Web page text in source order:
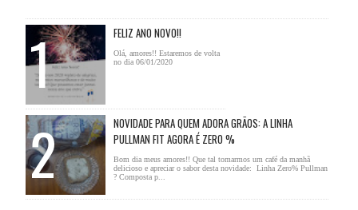
FELIZ ANO NOVO!!
Olá, amores!! Estaremos de volta
no dia 06/01/2020
NOVIDADE PARA QUEM ADORA GRÃOS: A LINHA
PULLMAN FIT AGORA É ZERO %
Bom dia meus amores!! Que tal tomarmos um café da manhã
delicioso e apreciar o sabor desta novidade: Linha Zero% Pullman
? Composta p...